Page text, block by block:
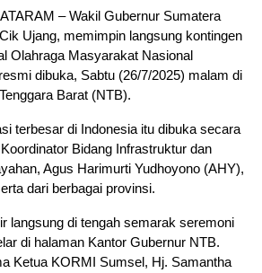
– Wakil Gubernur Sumatera
Ujang, memimpin langsung kontingen
Olahraga Masyarakat Nasional
dibuka, Sabtu (26/7/2025) malam di
Barat (NTB).
terbesar di Indonesia itu dibuka secara
Bidang Infrastruktur dan
Agus Harimurti Yudhoyono (AHY),
dari berbagai provinsi.
langsung di tengah semarak seremoni
di halaman Kantor Gubernur NTB.
Ketua KORMI Sumsel, Hj. Samantha